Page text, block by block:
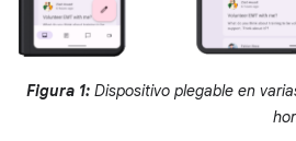
Figura 1:Dispositivo plegable en